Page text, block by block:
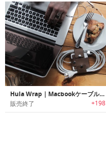
Hula Wrap｜Macbookケーブルオーガナイザー「フララップ」
販売終了 +198